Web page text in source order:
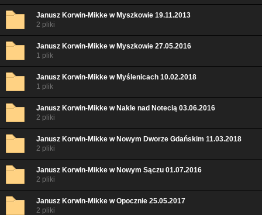
Janusz Korwin-Mikke w Myszkowie 19.11.2013
2 pliki
Janusz Korwin-Mikke w Myszkowie 27.05.2016
1 plik
Janusz Korwin-Mikke w Myślenicach 10.02.2018
1 plik
Janusz Korwin-Mikke w Nakle nad Notecią 03.06.2016
2 pliki
Janusz Korwin-Mikke w Nowym Dworze Gdańskim 11.03.2018
2 pliki
Janusz Korwin-Mikke w Nowym Sączu 01.07.2016
2 pliki
Janusz Korwin-Mikke w Opocznie 25.05.2017
2 pliki